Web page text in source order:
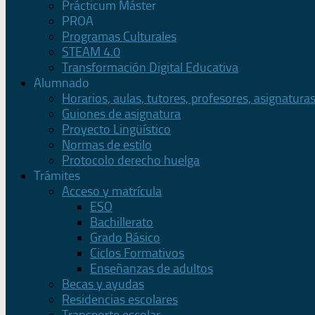
Prácticum Máster
PROA
Programas Culturales
STEAM 4.0
Transformación Digital Educativa
Alumnado
Horarios, aulas, tutores, profesores, asignaturas
Guiones de asignatura
Proyecto Lingüístico
Normas de estilo
Protocolo derecho huelga
Trámites
Acceso y matrícula
ESO
Bachillerato
Grado Básico
Ciclos Formativos
Enseñanzas de adultos
Becas y ayudas
Residencias escolares